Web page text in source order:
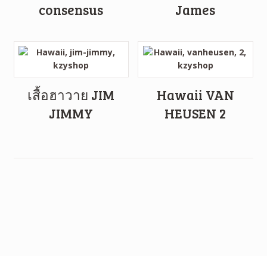
consensus
James
เสื้อฮาวาย JIM
JIMMY
Hawaii VAN
HEUSEN 2